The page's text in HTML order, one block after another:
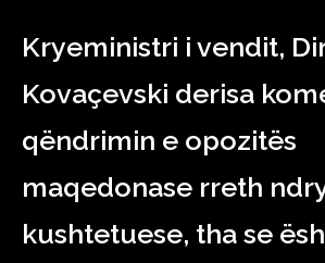
Kryeministri i vendit,
Kovaçevski derisa
qëndrimin e opozitës
maqedonase rreth
kushtetuese, tha se